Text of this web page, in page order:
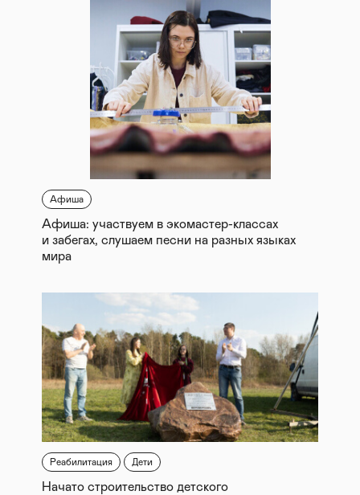
Афиша
Афиша: участвуем в экомастер-классах
и забегах, слушаем песни на разных языках
мира
Реабилитация Дети
Начато строительство детского